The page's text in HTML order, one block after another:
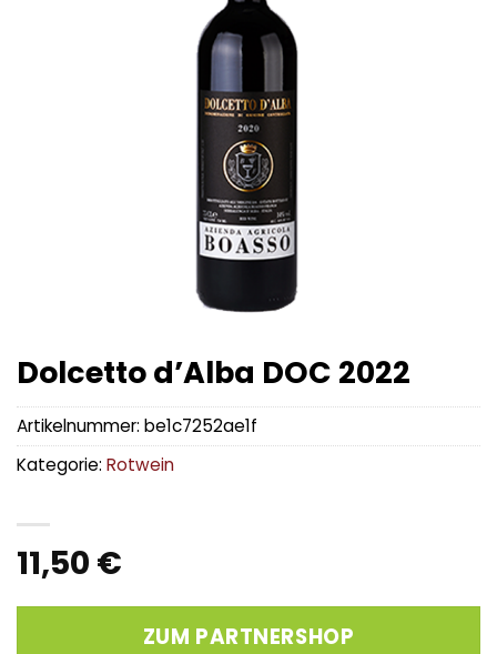
Dolcetto d’Alba DOC 2022
11,50 €
ZUM PARTNERSHOP
Artikelnummer: be1c7252ae1f
Kategorie: Rotwein